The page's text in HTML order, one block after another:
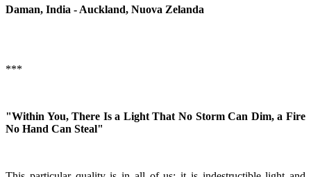
Daman, India - Auckland, Nuova Zelanda
***
"Within You, There Is a Light That No Storm Can Dim, a Fire
No Hand Can Steal"